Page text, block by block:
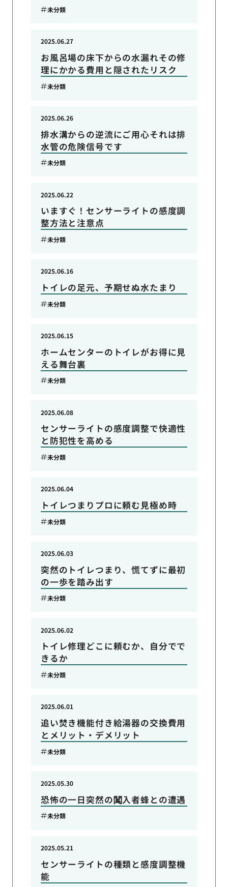
未分類
お風呂場の床下からの水漏れその修
理にかかる費用と隠されたリスク
2025.06.27
未分類
排水溝からの逆流にご用心それは排
水管の危険信号です
2025.06.26
未分類
いますぐ！センサーライトの感度調
整方法と注意点
2025.06.22
未分類
トイレの足元、予期せぬ水たまり
2025.06.16
未分類
ホームセンターのトイレがお得に見
える舞台裏
2025.06.15
未分類
センサーライトの感度調整で快適性
と防犯性を高める
2025.06.08
未分類
トイレつまりプロに頼む見極め時
2025.06.04
未分類
突然のトイレつまり、慌てずに最初
の一歩を踏み出す
2025.06.03
未分類
トイレ修理どこに頼むか、自分でで
きるか
2025.06.02
未分類
追い焚き機能付き給湯器の交換費用
とメリット・デメリット
2025.06.01
未分類
恐怖の一日突然の闖入者蜂との遭遇
2025.05.30
未分類
センサーライトの種類と感度調整機
能
2025.05.21